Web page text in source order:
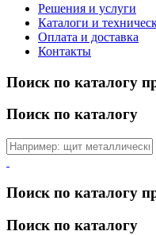
Решения и услуги
Каталоги и
Оплата и доставка
Контакты
Поиск по каталогу
Поиск по каталогу
Поиск по каталогу
Поиск по каталогу